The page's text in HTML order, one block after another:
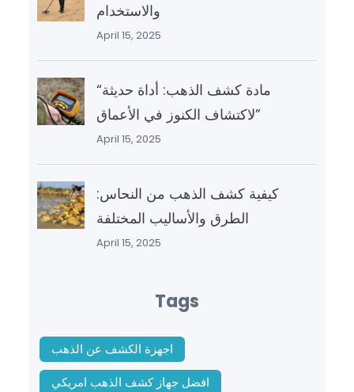
والاستخدام
April 15, 2025
“مادة كشف الذهب: أداة حديثة
لاكتشاف الكنوز في الأعماق”
April 15, 2025
كيفية كشف الذهب من النحاس:
الطرق والأساليب المختلفة
April 15, 2025
Tags
اجهزة الكشف عن الذهب
افضل جهاز كشف الذهب امريكي